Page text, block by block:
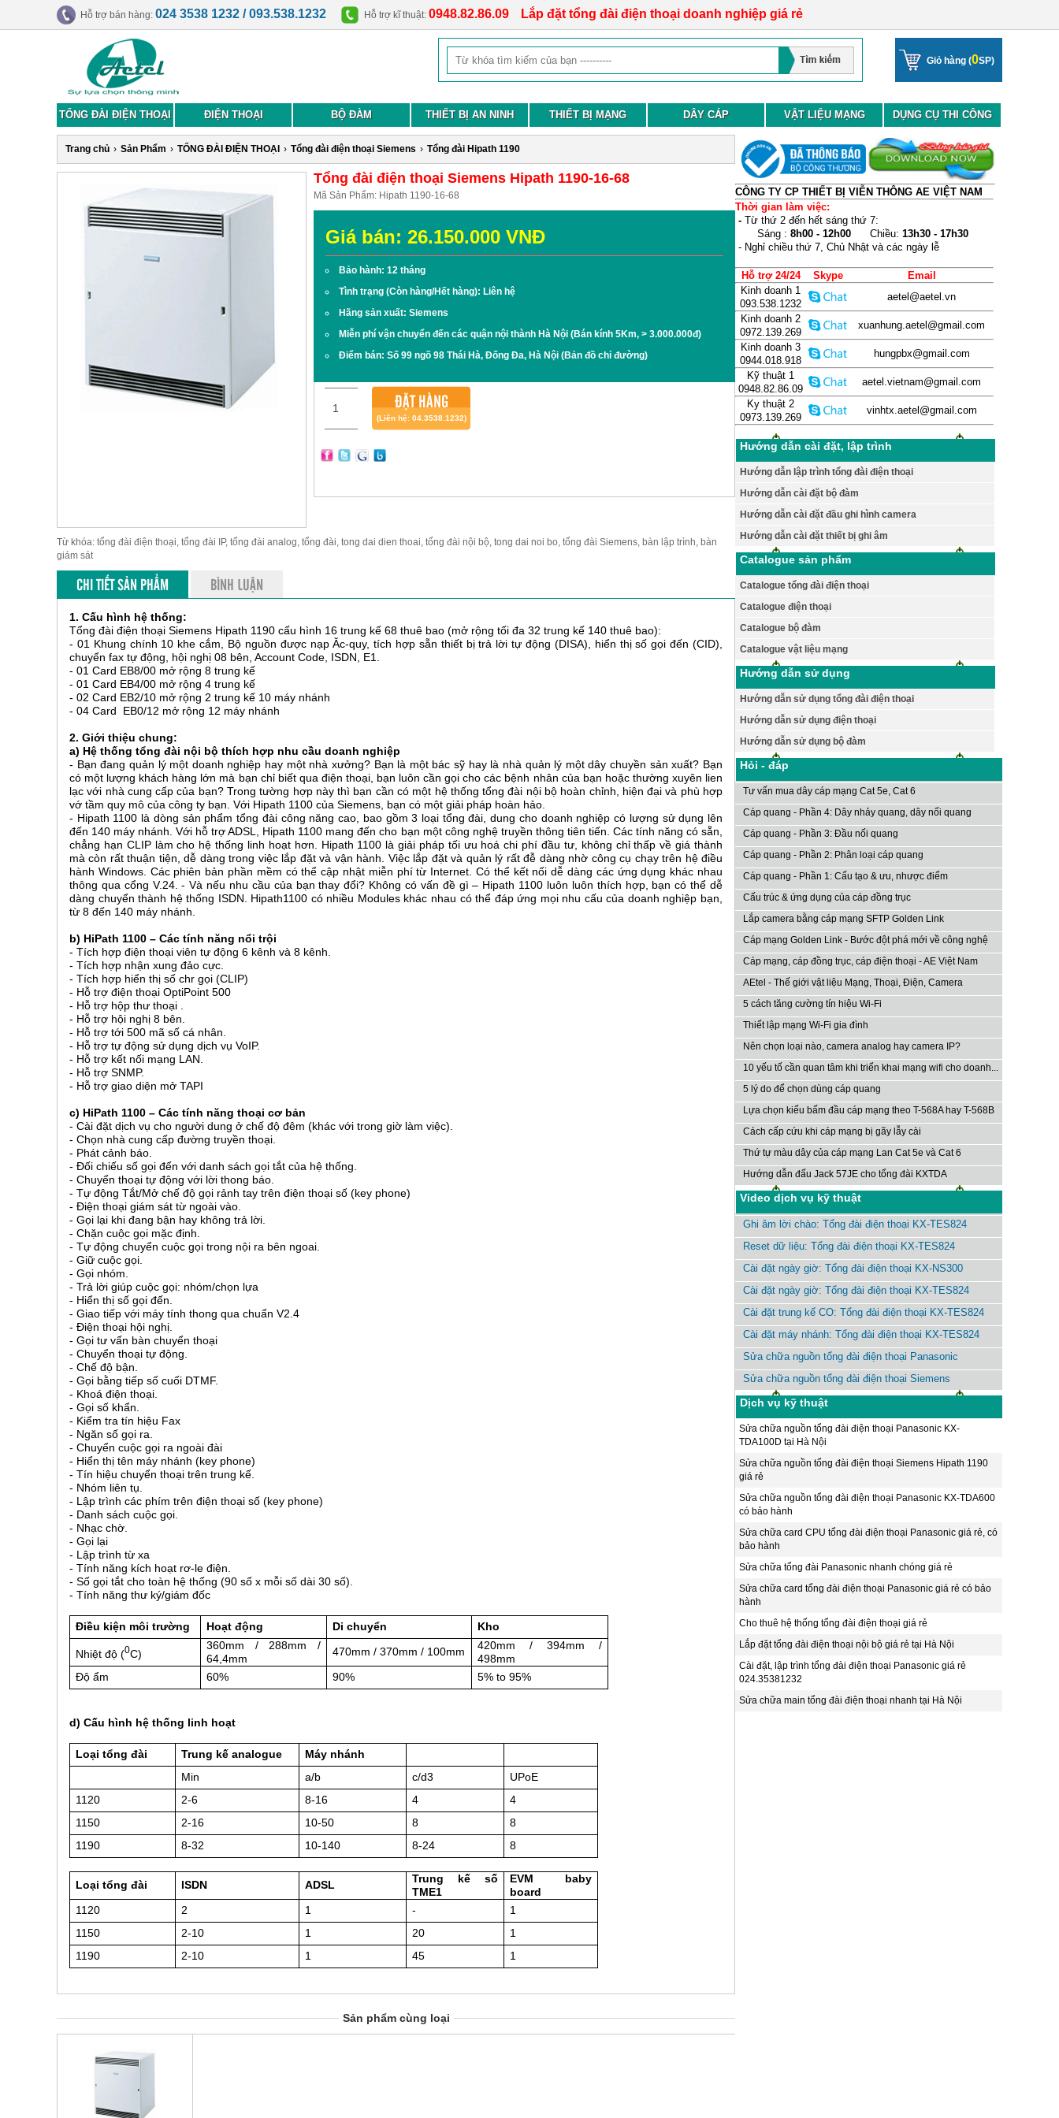
Hỗ trợ bán hàng: 024 3538 1232 / 093.538.1232 Hỗ trợ kĩ thuật: 0948.82.86.09 Lắp đặt tổng đài điện thoại doanh nghiệp giá rẻ
Giỏ hàng (0SP)
TỔNG ĐÀI ĐIỆN THOẠI ĐIỆN THOẠI BỘ ĐÀM THIẾT BỊ AN NINH THIẾT BỊ MẠNG DÂY CÁP VẬT LIỆU MẠNG DỤNG CỤ THI CÔNG
Trang chủ › Sản Phẩm › TỔNG ĐÀI ĐIỆN THOẠI › Tổng đài điện thoại Siemens › Tổng đài Hipath 1190
Tổng đài điện thoại Siemens Hipath 1190-16-68
Mã Sản Phẩm: Hipath 1190-16-68
Giá bán: 26.150.000 VNĐ
Bảo hành: 12 tháng
Tình trạng (Còn hàng/Hết hàng): Liên hệ
Hãng sản xuất: Siemens
Miễn phí vận chuyển đến các quận nội thành Hà Nội (Bán kính 5Km, > 3.000.000đ)
Điểm bán: Số 99 ngõ 98 Thái Hà, Đống Đa, Hà Nội (Bản đồ chỉ đường)
ĐẶT HÀNG
(Liên hệ: 04.3538.1232)
Từ khóa: tổng đài điện thoại, tổng đài IP, tổng đài analog, tổng đài, tong dai dien thoai, tổng đài nội bộ, tong dai noi bo, tổng đài Siemens, bàn lập trình, bàn
giám sát
CHI TIẾT SẢN PHẨM BÌNH LUẬN
1. Cấu hình hệ thống:
Tổng đài điện thoại Siemens Hipath 1190 cấu hình 16 trung kế 68 thuê bao (mở rộng tối đa 32 trung kế 140 thuê bao):
- 01 Khung chính 10 khe cắm, Bộ nguồn được nạp Ăc-quy, tích hợp sẵn thiết bị trả lời tự động (DISA), hiển thị số gọi đến (CID),
chuyển fax tự động, hội nghị 08 bên, Account Code, ISDN, E1.
- 01 Card EB8/00 mở rộng 8 trung kế
- 01 Card EB4/00 mở rộng 4 trung kế
- 02 Card EB2/10 mở rộng 2 trung kế 10 máy nhánh
- 04 Card EB0/12 mở rộng 12 máy nhánh
2. Giới thiệu chung:
a) Hệ thống tổng đài nội bộ thích hợp nhu cầu doanh nghiệp
- Bạn đang quản lý một doanh nghiệp hay một nhà xưởng? Bạn là một bác sỹ hay là nhà quản lý một dây chuyền sản xuất? Bạn
có một lượng khách hàng lớn mà bạn chỉ biết qua điện thoại, bạn luôn cần gọi cho các bệnh nhân của bạn hoặc thường xuyên lien
lạc với nhà cung cấp của bạn? Trong tường hợp này thì bạn cần có một hệ thống tổng đài nội bộ hoàn chỉnh, hiện đại và phù hợp
vớ tầm quy mô của công ty bạn. Với Hipath 1100 của Siemens, bạn có một giải pháp hoàn hảo.
- Hipath 1100 là dòng sản phẩm tổng đài công năng cao, bao gồm 3 loại tổng đài, dung cho doanh nghiệp có lượng sử dụng lên
đến 140 máy nhánh. Với hỗ trợ ADSL, Hipath 1100 mang đến cho bạn một công nghệ truyền thông tiên tiến. Các tính năng có sẵn,
chẳng hạn CLIP làm cho hệ thống linh hoạt hơn. Hipath 1100 là giải pháp tối ưu hoá chi phí đầu tư, không chỉ thấp về giá thành
mà còn rất thuận tiện, dễ dàng trong việc lắp đặt và vận hành. Việc lắp đặt và quản lý rất đễ dàng nhờ công cụ chạy trên hệ điều
hành Windows. Các phiên bản phần mềm có thể cập nhật miễn phí từ Internet. Có thể kết nối dễ dàng các ứng dụng khác nhau
thông qua cổng V.24. - Và nếu nhu cầu của bạn thay đổi? Không có vấn đề gì – Hipath 1100 luôn luôn thích hợp, bạn có thể dễ
dàng chuyển thành hệ thống ISDN. Hipath1100 có nhiều Modules khác nhau có thể đáp ứng mọi nhu cấu của doanh nghiệp bạn,
từ 8 đến 140 máy nhánh.
b) HiPath 1100 – Các tính năng nổi trội
- Tích hợp điện thoại viên tự động 6 kênh và 8 kênh.
- Tích hợp nhận xung đảo cực.
- Tích hợp hiển thị số chr gọi (CLIP)
- Hỗ trợ điện thoại OptiPoint 500
- Hỗ trợ hộp thư thoại .
- Hỗ trợ hội nghị 8 bên.
- Hỗ trợ tới 500 mã số cá nhân.
- Hỗ trợ tự động sử dụng dịch vụ VoIP.
- Hỗ trợ kết nối mạng LAN.
- Hỗ trợ SNMP.
- Hỗ trợ giao diện mở TAPI
c) HiPath 1100 – Các tính năng thoại cơ bản
- Cài đặt dịch vụ cho người dung ở chế độ đêm (khác với trong giờ làm việc).
- Chọn nhà cung cấp đường truyền thoại.
- Phát cảnh báo.
- Đối chiếu số gọi đến với danh sách gọi tắt của hệ thống.
- Chuyển thoại tự động với lời thong báo.
- Tự động Tắt/Mở chế độ gọi rảnh tay trên điện thoại số (key phone)
- Điện thoại giám sát từ ngoài vào.
- Gọi lại khi đang bận hay không trả lời.
- Chặn cuộc gọi mặc định.
- Tự động chuyển cuộc gọi trong nội ra bên ngoai.
- Giữ cuộc gọi.
- Gọi nhóm.
- Trả lời giúp cuộc gọi: nhóm/chọn lựa
- Hiển thị số gọi đến.
- Giao tiếp với máy tính thong qua chuẩn V2.4
- Điện thoại hội nghị.
- Gọi tư vấn bàn chuyển thoại
- Chuyển thoại tự động.
- Chế độ bận.
- Gọi bằng tiếp số cuối DTMF.
- Khoá điện thoại.
- Gọi số khẩn.
- Kiểm tra tín hiệu Fax
- Ngăn số gọi ra.
- Chuyển cuộc gọi ra ngoài đài
- Hiển thị tên máy nhánh (key phone)
- Tín hiệu chuyển thoại trên trung kế.
- Nhóm liên tụ.
- Lập trình các phím trên điện thoại số (key phone)
- Danh sách cuộc gọi.
- Nhạc chờ.
- Gọi lại
- Lập trình từ xa
- Tính năng kích hoạt rơ-le điện.
- Số gọi tắt cho toàn hệ thống (90 số x mỗi số dài 30 số).
- Tính năng thư ký/giám đốc
Điều kiện môi trường Hoạt động Di chuyển Kho
Nhiệt độ (0C)
360mm / 288mm /
64,4mm
470mm / 370mm / 100mm
420mm / 394mm /
498mm
Độ ẩm
60% 90% 5% to 95%
d) Cấu hình hệ thống linh hoạt
Loại tổng đài Trung kế analogue
Máy nhánh
Min
a/b c/d3
UPoE
1120
2-6 8-16 4
4
1150
2-16 10-50 8
8
1190
8-32 10-140 8-24 8
Loại tổng đài ISDN ADSL
Trung kế số
TME1
EVM baby
board
1120
2 1 -
1
1150
2-10 1 20
1
1190
2-10 1 45 1
Sản phẩm cùng loại
CÔNG TY CP THIẾT BỊ VIỄN THÔNG AE VIỆT NAM
Thời gian làm việc:
- Từ thứ 2 đến hết sáng thứ 7:
Sáng : 8h00 - 12h00 Chiều: 13h30 - 17h30
- Nghỉ chiều thứ 7, Chủ Nhật và các ngày lễ
Hỗ trợ 24/24 Skype
Email
Kinh doanh 1
093.538.1232
aetel@aetel.vn
Kinh doanh 2
0972.139.269
xuanhung.aetel@gmail.com
Kinh doanh 3
0944.018.918
hungpbx@gmail.com
Kỹ thuật 1
0948.82.86.09
aetel.vietnam@gmail.com
Ky thuật 2
0973.139.269
vinhtx.aetel@gmail.com
Hướng dẫn cài đặt, lập trình
Hướng dẫn lập trình tổng đài điện thoại
Hướng dẫn cài đặt bộ đàm
Hướng dẫn cài đặt đầu ghi hình camera
Hướng dẫn cài đặt thiết bị ghi âm
Catalogue sản phẩm
Catalogue tổng đài điện thoại
Catalogue điện thoại
Catalogue bộ đàm
Catalogue vật liệu mạng
Hướng dẫn sử dụng
Hướng dẫn sử dụng tổng đài điện thoại
Hướng dẫn sử dụng điện thoại
Hướng dẫn sử dụng bộ đàm
Hỏi - đáp
Tư vấn mua dây cáp mạng Cat 5e, Cat 6
Cáp quang - Phần 4: Dây nhảy quang, dây nối quang
Cáp quang - Phần 3: Đầu nối quang
Cáp quang - Phần 2: Phân loại cáp quang
Cáp quang - Phần 1: Cấu tạo & ưu, nhược điểm
Cấu trúc & ứng dụng của cáp đồng trục
Lắp camera bằng cáp mạng SFTP Golden Link
Cáp mạng Golden Link - Bước đột phá mới về công nghệ
Cáp mạng, cáp đồng trục, cáp điện thoại - AE Việt Nam
AEtel - Thế giới vật liệu Mạng, Thoại, Điện, Camera
5 cách tăng cường tín hiệu Wi-Fi
Thiết lập mạng Wi-Fi gia đình
Nên chọn loại nào, camera analog hay camera IP?
10 yếu tố cần quan tâm khi triển khai mạng wifi cho doanh...
5 lý do để chọn dùng cáp quang
Lựa chọn kiểu bấm đầu cáp mạng theo T-568A hay T-568B
Cách cấp cứu khi cáp mạng bị gãy lẫy cài
Thứ tự màu dây của cáp mạng Lan Cat 5e và Cat 6
Hướng dẫn đấu Jack 57JE cho tổng đài KXTDA
Video dịch vụ kỹ thuật
Ghi âm lời chào: Tổng đài điện thoại KX-TES824
Reset dữ liệu: Tổng đài điện thoại KX-TES824
Cài đặt ngày giờ: Tổng đài điện thoại KX-NS300
Cài đặt ngày giờ: Tổng đài điện thoại KX-TES824
Cài đặt trung kế CO: Tổng đài điện thoại KX-TES824
Cài đặt máy nhánh: Tổng đài điện thoại KX-TES824
Sửa chữa nguồn tổng đài điện thoại Panasonic
Sửa chữa nguồn tổng đài điện thoại Siemens
Dịch vụ kỹ thuật
Sửa chữa nguồn tổng đài điện thoại Panasonic KX-
TDA100D tại Hà Nội
Sửa chữa nguồn tổng đài điện thoại Siemens Hipath 1190
giá rẻ
Sửa chữa nguồn tổng đài điện thoại Panasonic KX-TDA600
có bảo hành
Sửa chữa card CPU tổng đài điện thoại Panasonic giá rẻ, có
bảo hành
Sửa chữa tổng đài Panasonic nhanh chóng giá rẻ
Sửa chữa card tổng đài điện thoại Panasonic giá rẻ có bảo
hành
Cho thuê hệ thống tổng đài điện thoại giá rẻ
Lắp đặt tổng đài điện thoại nội bộ giá rẻ tại Hà Nội
Cài đặt, lập trình tổng đài điện thoại Panasonic giá rẻ
024.35381232
Sửa chữa main tổng đài điện thoại nhanh tại Hà Nội